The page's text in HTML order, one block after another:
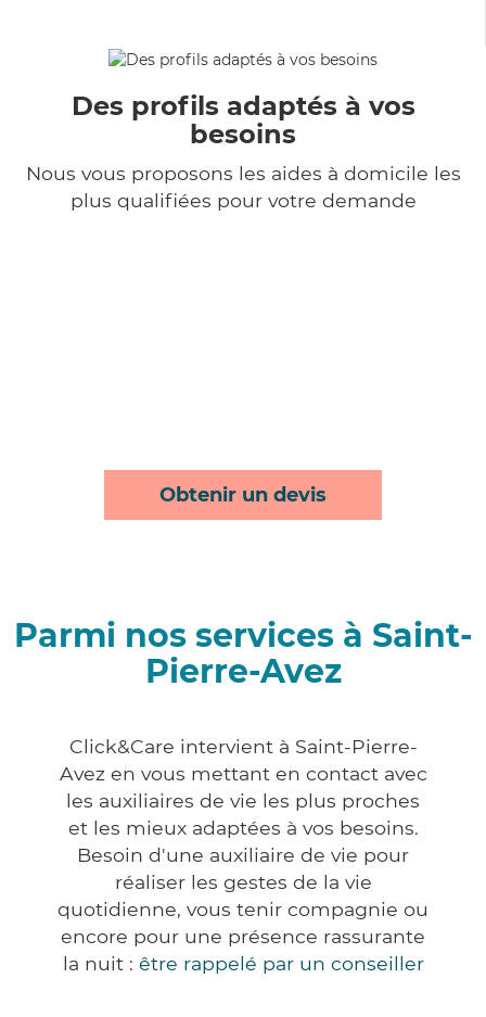
Des profils adaptés à vos
besoins
Nous vous proposons les aides à domicile les
plus qualifiées pour votre demande
Obtenir un devis
Parmi nos services à Saint-
Pierre-Avez
Click&Care intervient à Saint-Pierre-
Avez en vous mettant en contact avec
les auxiliaires de vie les plus proches
et les mieux adaptées à vos besoins.
Besoin d'une auxiliaire de vie pour
réaliser les gestes de la vie
quotidienne, vous tenir compagnie ou
encore pour une présence rassurante
la nuit : être rappelé par un conseiller